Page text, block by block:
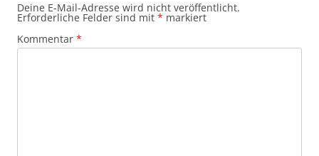
Deine E-Mail-Adresse wird nicht veröffentlicht.
Erforderliche Felder sind mit * markiert
Kommentar *